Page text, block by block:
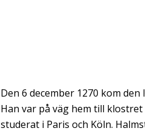
Den 6 december 1270 kom
Han var på väg hem till
studerat i Paris och Köln.